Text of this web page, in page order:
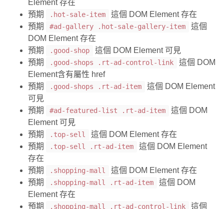
Element 存在
預期
.hot-sale-item
這個 DOM Element 存在
預期
#ad-gallery .hot-sale-gallery-item
這個
DOM Element 存在
預期
.good-shop
這個 DOM Element 可見
預期
.good-shops .rt-ad-control-link
這個 DOM
Element含有屬性 href
預期
.good-shops .rt-ad-item
這個 DOM Element
可見
預期
#ad-featured-list .rt-ad-item
這個 DOM
Element 可見
預期
.top-sell
這個 DOM Element 存在
預期
.top-sell .rt-ad-item
這個 DOM Element
存在
預期
.shopping-mall
這個 DOM Element 存在
預期
.shopping-mall .rt-ad-item
這個 DOM
Element 存在
預期
.shopping-mall .rt-ad-control-link 這個